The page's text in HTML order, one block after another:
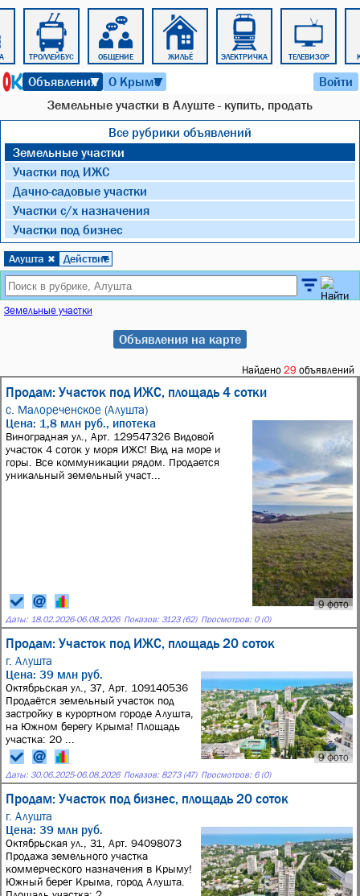
ТРОЛЛЕЙБУС ОБЩЕНИЕ ЖИЛЬЁ ЭЛЕКТРИЧКА ТЕЛЕВИЗОР
Объявления
▼ О Крыме
▼ Войти
Земельные участки в Алуште - купить, продать
Все рубрики объявлений
Земельные участки
Участки под ИЖC
Дачно-садовые участки
Участки с/х назначения
Участки под бизнес
Алушта ✖ Действие
▼
Земельные участки
Объявления на карте
Найдено 29 объявлений
Продам: Участок под ИЖС, площадь 4 сотки
с. Малореченское (Алушта)
9 фото
Цена: 1,8 млн руб., ипотека
Виноградная ул., Арт. 129547326 Видовой
участок 4 соток у моря ИЖС! Вид на море и
горы. Все коммуникации рядом. Продается
уникальный земельный участ...
Даты: 18.02.2026-06.08.2026 Показов: 3123 (62) Просмотров: 0 (0)
Продам: Участок под ИЖС, площадь 20 соток
г. Алушта
9 фото
Цена: 39 млн руб.
Октябрьская ул., 37, Арт. 109140536
Продаётся земельный участок под
застройку в курортном городе Алушта,
на Южном берегу Крыма! Площадь
участка: 20 ...
Даты: 30.06.2025-06.08.2026 Показов: 8273 (47) Просмотров: 6 (0)
Продам: Участок под бизнес, площадь 20 соток
г. Алушта
Цена: 39 млн руб.
Октябрьская ул., 31, Арт. 94098073
Продажа земельного участка
коммерческого назначения в Крыму!
Южный берег Крыма, город Алушта.